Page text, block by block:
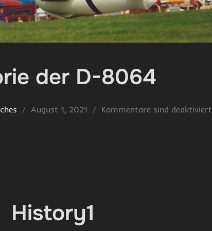
der D-8064
Veröffentlicht
August 1, 2021 Kommentare sind deaktiviert
History1